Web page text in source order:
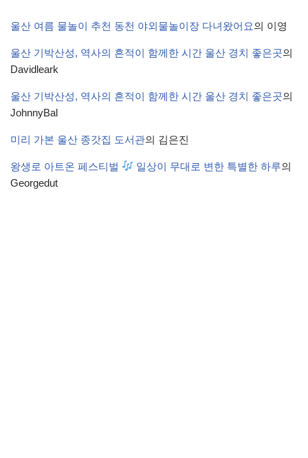
울산 여름 물놀이 추천 동천 야외물놀이장 다녀왔어요의 이영
울산 기박산성, 역사의 흔적이 함께한 시간 울산 경치 좋은곳의
Davidleark
울산 기박산성, 역사의 흔적이 함께한 시간 울산 경치 좋은곳의
JohnnyBal
미리 가본 울산 종갓집 도서관의 김은진
왕생로 아트온 페스티벌 일상이 무대로 변한 특별한 하루의
Georgedut